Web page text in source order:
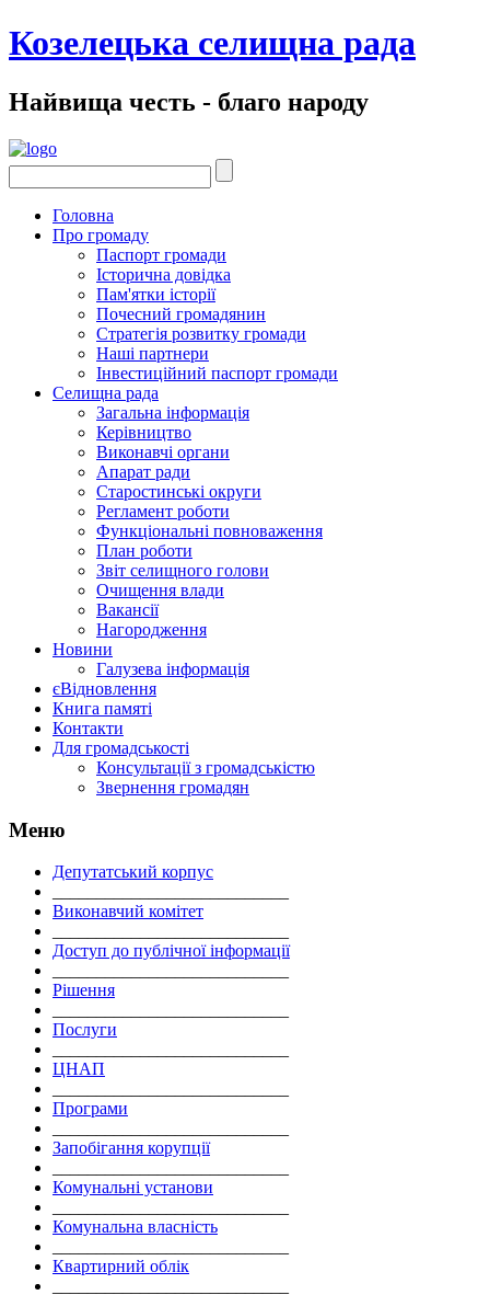
Козелецька селищна рада
Найвища честь - благо народу
Головна
Про громаду
Паспорт громади
Історична довідка
Пам'ятки історії
Почесний громадянин
Стратегія розвитку громади
Наші партнери
Інвестиційний паспорт громади
Селищна рада
Загальна інформація
Керівництво
Виконавчі органи
Апарат ради
Старостинські округи
Регламент роботи
Функціональні повноваження
План роботи
Звіт селищного голови
Очищення влади
Вакансії
Нагородження
Новини
Галузева інформація
єВідновлення
Книга памяті
Контакти
Для громадськості
Консультації з громадськістю
Звернення громадян
Меню
Депутатський корпус
Виконавчий комітет
Доступ до публічної інформації
Рішення
Послуги
ЦНАП
Програми
Запобігання корупції
Комунальні установи
Комунальна власність
Квартирний облік